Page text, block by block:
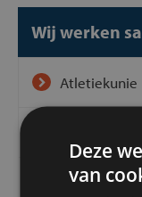
Wij werken
Atletiekunie
KNKV
Deze
van